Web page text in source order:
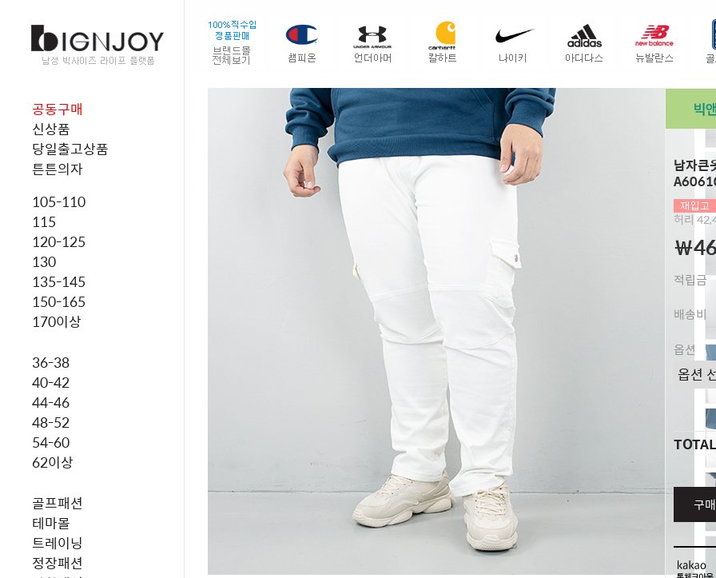
공동구매
신상품
당일출고상품
튼튼의자
105-110
115
120-125
130
135-145
150-165
170이상
36-38
40-42
44-46
48-52
54-60
62이상
골프패션
테마몰
트레이닝
정장패션
남자큰
허리
￦
적립금
배송비
옵션
TOTAL
구